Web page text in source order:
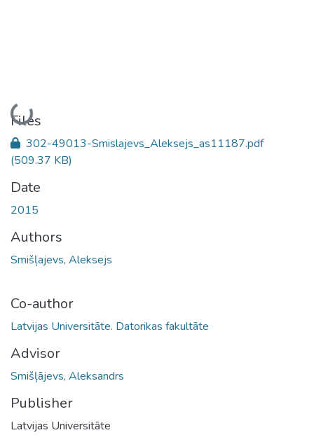
Loading...
Files
302-49013-Smislajevs_Aleksejs_as11187.pdf
(509.37 KB)
Date
2015
Authors
Smišļajevs, Aleksejs
Co-author
Latvijas Universitāte. Datorikas fakultāte
Advisor
Smišļājevs, Aleksandrs
Publisher
Latvijas Universitāte